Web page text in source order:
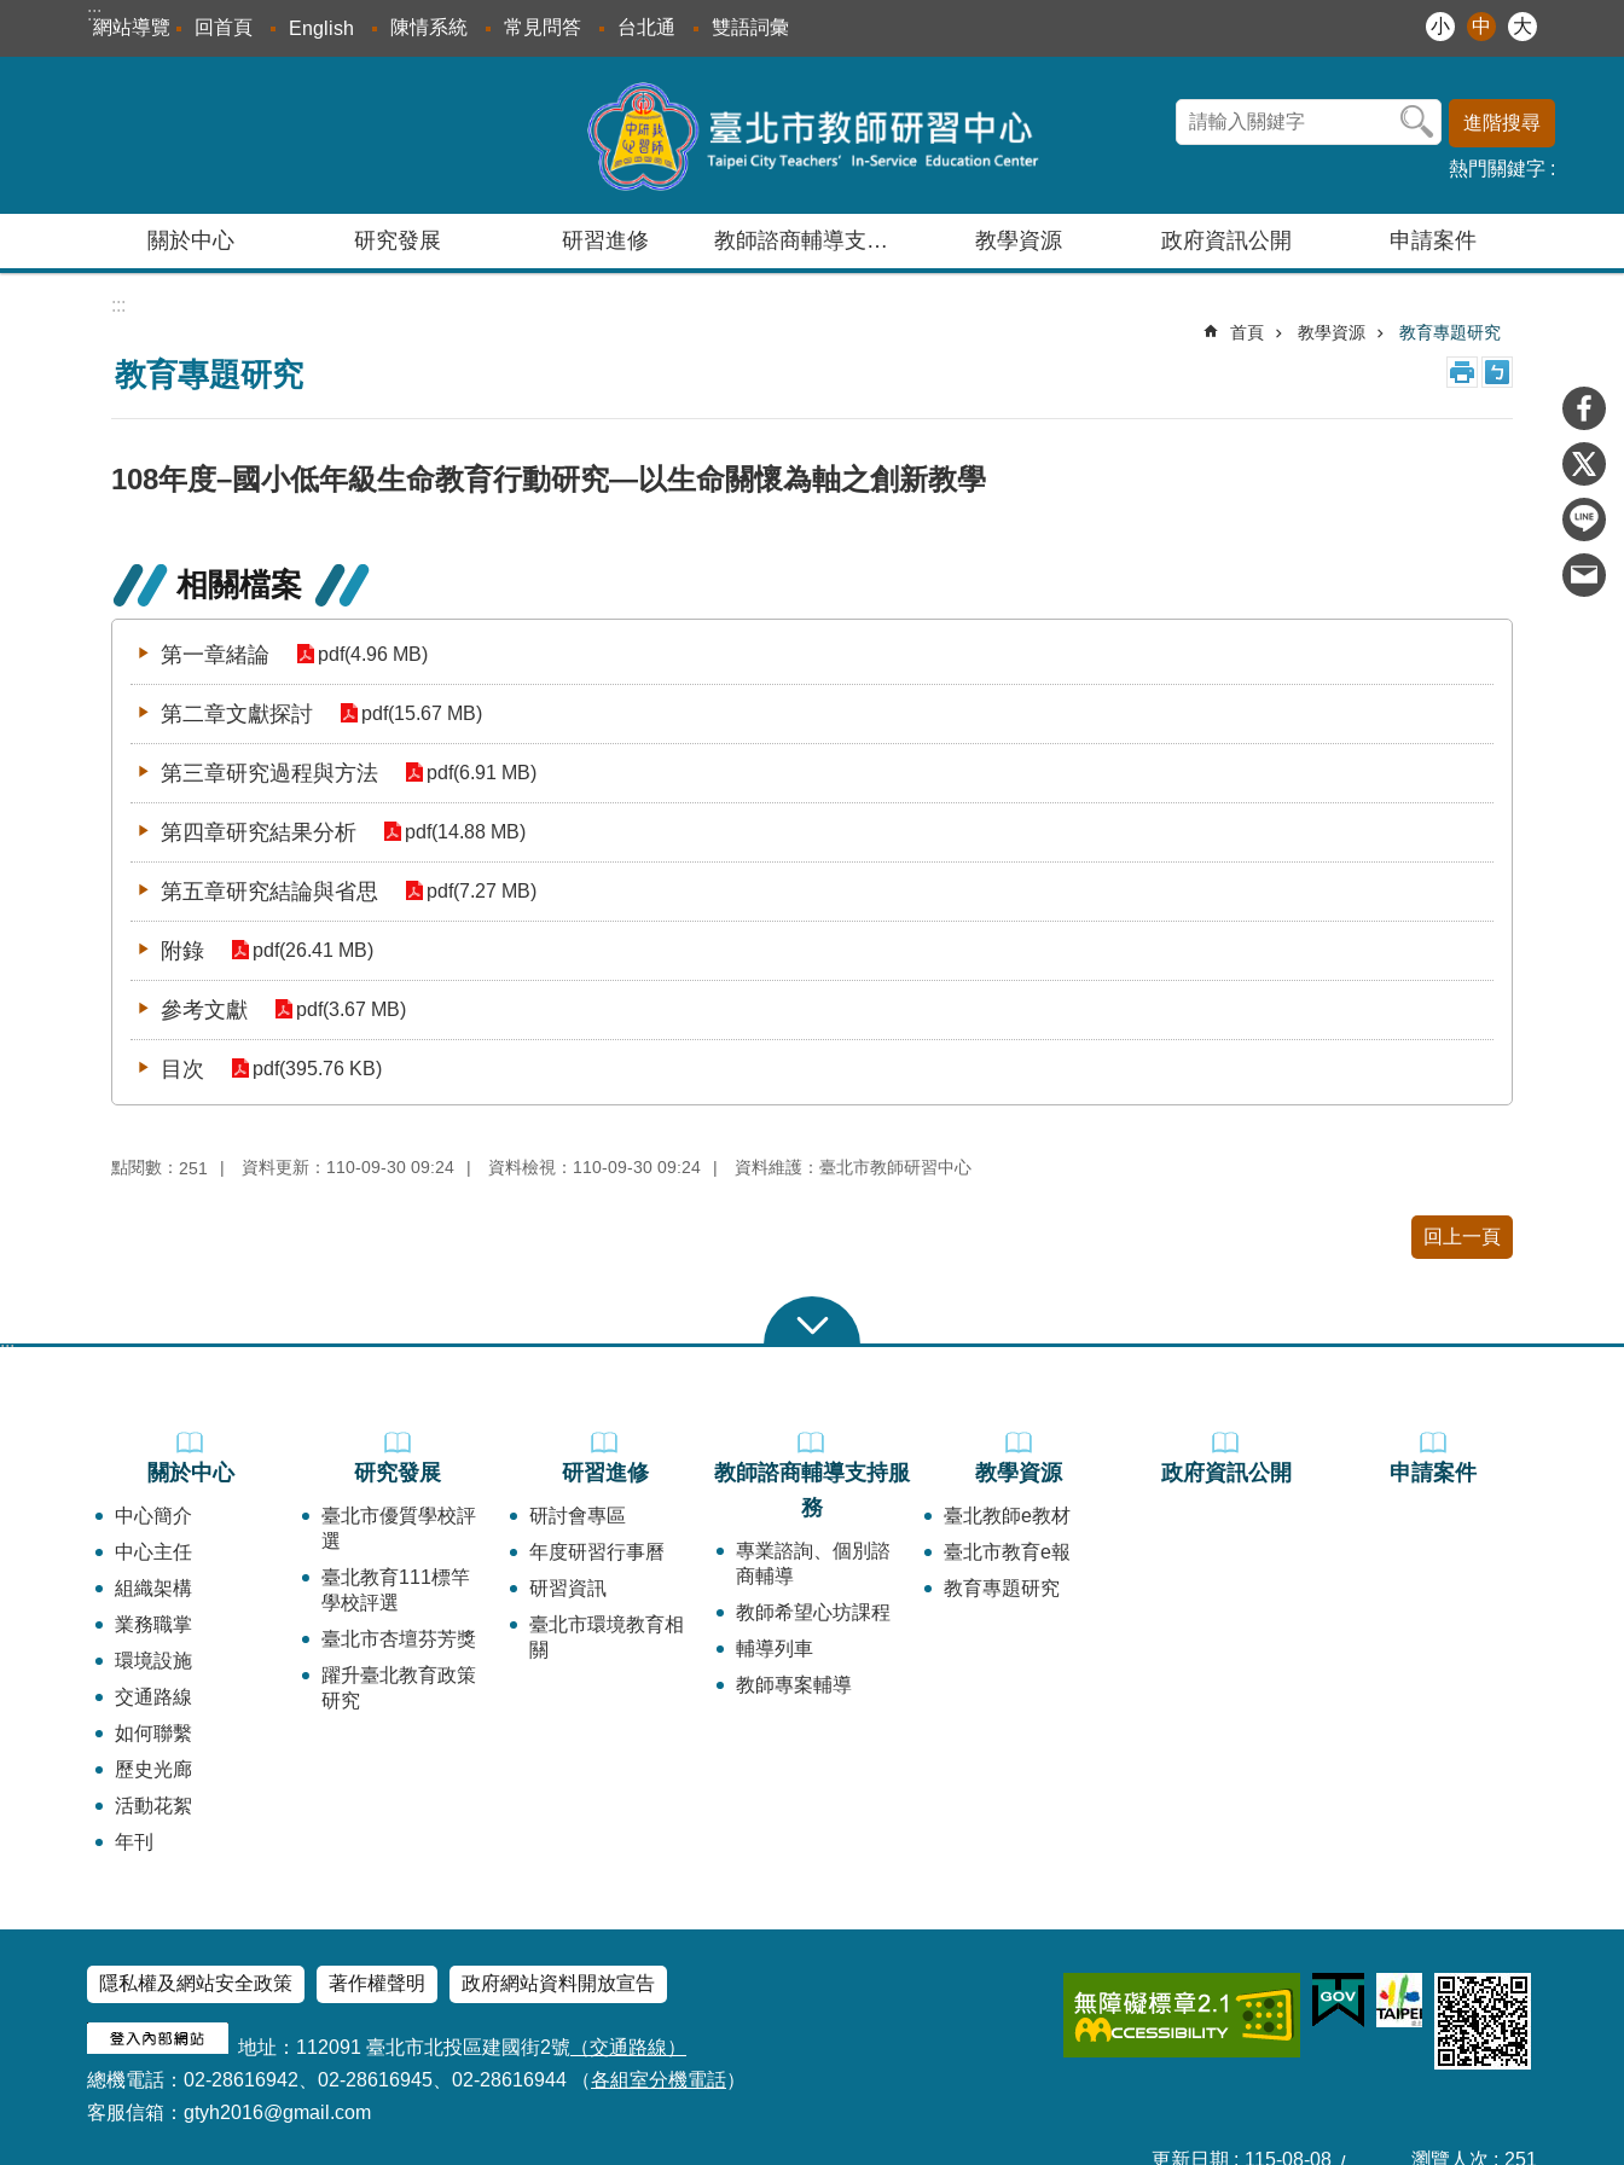
跳到主要內容區塊
:::
網站導覽 回首頁 English 陳情系統 常見問答 台北通 雙語詞彙 小 中 大
進階搜尋
熱門關鍵字
關於中心 研究發展 研習進修 教師諮商輔導支持服務 教學資源 政府資訊公開 申請案件
:::
首頁 教學資源 教育專題研究
教育專題研究
108年度–國小低年級生命教育行動研究—以生命關懷為軸之創新教學
相關檔案
第一章緒論 pdf(4.96 MB)
第二章文獻探討 pdf(15.67 MB)
第三章研究過程與方法 pdf(6.91 MB)
第四章研究結果分析 pdf(14.88 MB)
第五章研究結論與省思 pdf(7.27 MB)
附錄 pdf(26.41 MB)
參考文獻 pdf(3.67 MB)
目次 pdf(395.76 KB)
點閱數： 251 資料更新：110-09-30 09:24 資料檢視：110-09-30 09:24 資料維護：臺北市教師研習中心
回上一頁
:::
關於中心
中心簡介
中心主任
組織架構
業務職掌
環境設施
交通路線
如何聯繫
歷史光廊
活動花絮
年刊
研究發展
臺北市優質學校評
選
臺北教育111標竿
學校評選
臺北市杏壇芬芳獎
躍升臺北教育政策
研究
研習進修
研討會專區
年度研習行事曆
研習資訊
臺北市環境教育相
關
教師諮商輔導支持服
務
專業諮詢、個別諮
商輔導
教師希望心坊課程
輔導列車
教師專案輔導
教學資源
臺北教師e教材
臺北市教育e報
教育專題研究
政府資訊公開 申請案件
隱私權及網站安全政策 著作權聲明 政府網站資料開放宣告
地址：112091 臺北市北投區建國街2號 （交通路線）
總機電話：02-28616942、02-28616945、02-28616944 （各組室分機電話）
客服信箱：gtyh2016@gmail.com
更新日期 115-08-08 瀏覽人次 251